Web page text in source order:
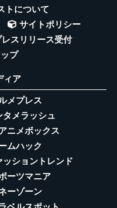
トについて
サイトポリシー
レスリリース受付
プ
ィア
メプレス
タメラッシュ
ニメボックス
ムハック
ショントレンド
ーツマニア
ーゾーン